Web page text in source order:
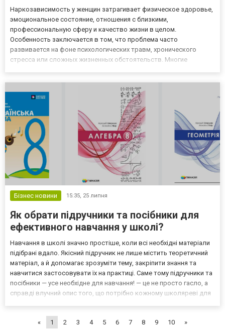
Наркозависимость у женщин затрагивает физическое здоровье,
эмоциональное состояние, отношения с близкими,
профессиональную сферу и качество жизни в целом.
Особенность заключается в том, что проблема часто
развивается на фоне психологических травм, хронического
стресса или сложных жизненных обстоятельств. Многие
Специализированное лечение женской наркоман...
Бізнес новини 15:35, 25 липня
Як обрати підручники та посібники для
ефективного навчання у школі?
Навчання в школі значно простіше, коли всі необхідні матеріали
підібрані вдало. Якісний підручник не лише містить теоретичний
матеріал, а й допомагає зрозуміти тему, закріпити знання та
навчитися застосовувати їх на практиці. Саме тому підручники та
посібники — усе необхідне для навчання! — це не просто гасло, а
справді влучний опис того, що потрібно кожному школяреві для
«
1 2 3 4 5 6 7 8 9 10 »